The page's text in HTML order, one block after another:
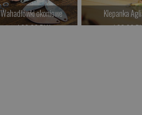
Wahadłówki okoniowe
od 22.00 PLN
Klepanka
od 28.00